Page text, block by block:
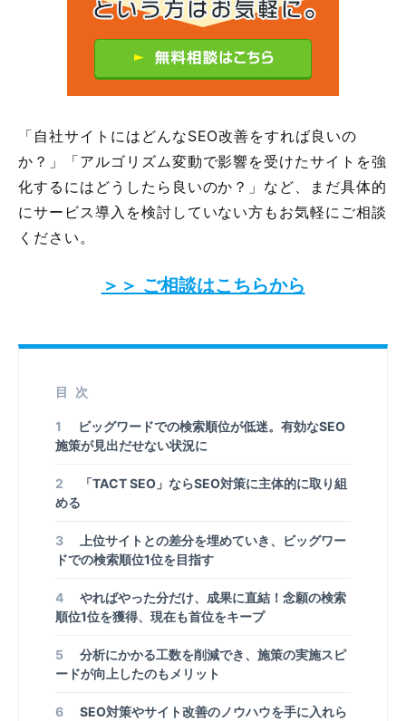
「自社サイトにはどんなSEO改善をすれば良いの
か？」「アルゴリズム変動で影響を受けたサイトを強
化するにはどうしたら良いのか？」など、まだ具体的
にサービス導入を検討していない方もお気軽にご相談
ください。
＞＞ ご相談はこちらから
目次
1
ビッグワードでの検索順位が低迷。有効なSEO
施策が見出だせない状況に
2
「TACT SEO」ならSEO対策に主体的に取り組
める
3
上位サイトとの差分を埋めていき、ビッグワー
ドでの検索順位1位を目指す
4
やればやった分だけ、成果に直結！念願の検索
順位1位を獲得、現在も首位をキープ
5
分析にかかる工数を削減でき、施策の実施スピ
ードが向上したのもメリット
6
SEO対策やサイト改善のノウハウを手に入れら